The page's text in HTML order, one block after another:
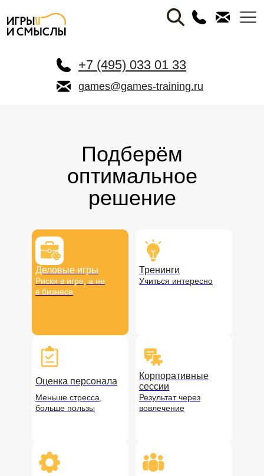
+7 (495) 033 01 33
games@games-training.ru
Подберём
оптимальное
решение
Деловые игры
Риски в игре, а не
в бизнесе
Тренинги
Учиться интересно
Оценка персонала
Меньше стресса,
больше пользы
Корпоративные
сессии
Результат через
вовлечение